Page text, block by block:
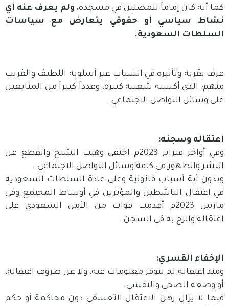
كما أنه كان إماماً للمصلين في مسجده، ولم يعرف عنه أي
نشاط سياسي أو حقوقي يتعارض مع سياسات
السلطات السعودية.
عرف بقربه وتأثيره في الشباب عبر أسلوبه اللطيف والقريب
منهم؛ الذي أكسبه شعبية كبيرة، وعدداً كبيراً من المتابعين
على وسائل التواصل الاجتماعي.
اعتقاله وسجنه:
وفي أواخر فبراير 2023م اختفى وهيب الشيخ وانقطع عن
النشر والظهور في كافة وسائل التواصل الاجتماعي.
وبدون أية أسباب قانونية وعلى عادة السلطات السعودية
في اعتقال الناشطين والمؤثرين في أوساط المجتمع وفي
مارس 2023م أقدمت قوات من الأمن السعودي على
اعتقاله والزج به في السجن.
الإخفاء القسري:
ومنذ اعتقاله لم تتوفر معلومات عنه، ولا عن ظروف اعتقاله،
أو وضعه الصحي والنفسي.
فيما لا يزال رهن الاعتقال التعسفي دون محاكمة أو حكم